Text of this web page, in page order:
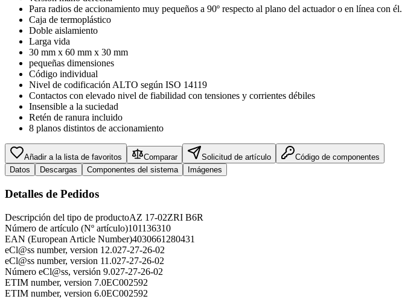
Para radios de accionamiento muy pequeños a 90º respecto al plano del actuador o en línea con él.
Caja de termoplástico
Doble aislamiento
Larga vida
30 mm x 60 mm x 30 mm
pequeñas dimensiones
Código individual
Nivel de codificación ALTO según ISO 14119
Contactos con elevado nivel de fiabilidad con tensiones y corrientes débiles
Insensible a la suciedad
Retén de ranura incluido
8 planos distintos de accionamiento
Añadir a la lista de favoritos Comparar Solicitud de artículo
Código de componentes
Datos
Descargas Componentes del sistema Imágenes
Detalles de Pedidos
Descripción del tipo de productoAZ 17-02ZRI B6R
Número de artículo (Nº artículo)101136310
EAN (European Article Number)4030661280431
eCl@ss number, version 12.027-27-26-02
eCl@ss number, version 11.027-27-26-02
Número eCl@ss, versión 9.027-27-26-02
ETIM number, version 7.0EC002592
ETIM number, version 6.0EC002592